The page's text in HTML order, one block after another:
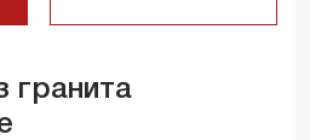
гранита